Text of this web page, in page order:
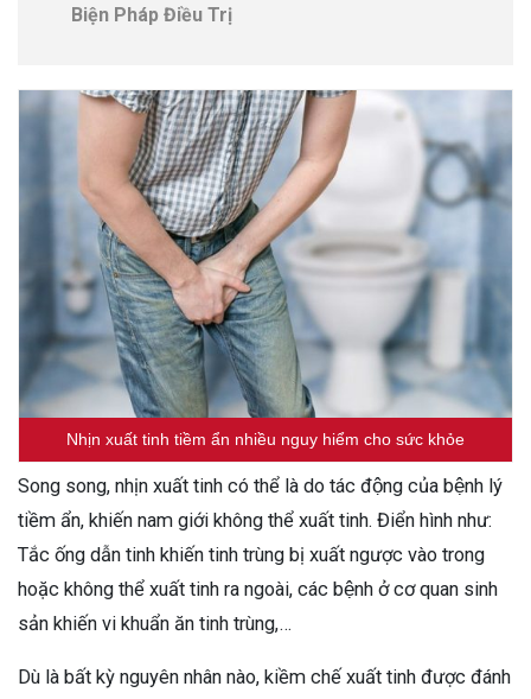
Biện Pháp Điều Trị
Nhịn xuất tinh tiềm ẩn nhiều nguy hiểm cho sức khỏe
Song song, nhịn xuất tinh có thể là do tác động của bệnh lý
tiềm ẩn, khiến nam giới không thể xuất tinh. Điển hình như:
Tắc ống dẫn tinh khiến tinh trùng bị xuất ngược vào trong
hoặc không thể xuất tinh ra ngoài, các bệnh ở cơ quan sinh
sản khiến vi khuẩn ăn tinh trùng,…
Dù là bất kỳ nguyên nhân nào, kiềm chế xuất tinh được đánh